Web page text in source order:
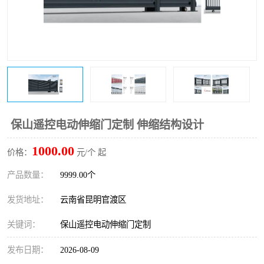
保山遥控电动伸缩门定制 伸缩结构设计
价格： 1000.00 元/个 起
产品数量： 9999.00个
发货地址： 云南省昆明官渡区
关键词： 保山遥控电动伸缩门定制
发布日期： 2026-08-09